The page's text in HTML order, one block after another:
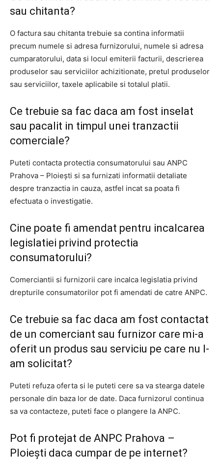
sau chitanta?
O factura sau chitanta trebuie sa contina informatii
precum numele si adresa furnizorului, numele si adresa
cumparatorului, data si locul emiterii facturii, descrierea
produselor sau serviciilor achizitionate, pretul produselor
sau serviciilor, taxele aplicabile si totalul platii.
Ce trebuie sa fac daca am fost inselat
sau pacalit in timpul unei tranzactii
comerciale?
Puteti contacta protectia consumatorului sau ANPC
Prahova – Ploiești si sa furnizati informatii detaliate
despre tranzactia in cauza, astfel incat sa poata fi
efectuata o investigatie.
Cine poate fi amendat pentru incalcarea
legislatiei privind protectia
consumatorului?
Comerciantii si furnizorii care incalca legislatia privind
drepturile consumatorilor pot fi amendati de catre ANPC.
Ce trebuie sa fac daca am fost contactat
de un comerciant sau furnizor care mi-a
oferit un produs sau serviciu pe care nu l-
am solicitat?
Puteti refuza oferta si le puteti cere sa va stearga datele
personale din baza lor de date. Daca furnizorul continua
sa va contacteze, puteti face o plangere la ANPC.
Pot fi protejat de ANPC Prahova –
Ploiești daca cumpar de pe internet?